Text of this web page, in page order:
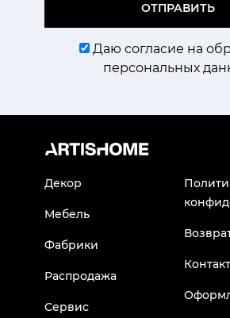
ОТПРАВИТЬ
Даю согласие на
персональных
Декор
Мебель
Фабрики
Распродажа
Сервис